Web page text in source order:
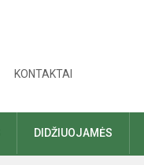
KONTAKTAI
DIDŽIUOJAMĖS